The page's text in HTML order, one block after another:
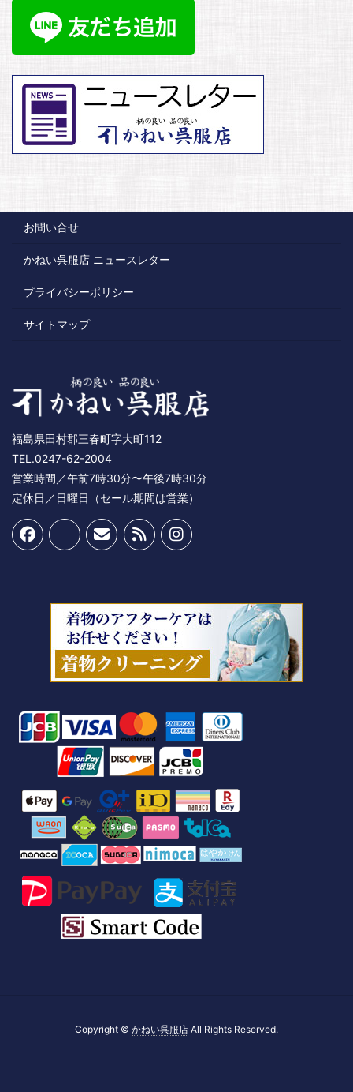
お問い合せ
かねい呉服店 ニュースレター
プライバシーポリシー
サイトマップ
福島県田村郡三春町字大町112
TEL.0247-62-2004
営業時間／午前7時30分〜午後7時30分
定休日／日曜日（セール期間は営業）
Copyright © かねい呉服店 All Rights Reserved.